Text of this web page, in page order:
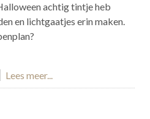
achtig tintje heb
en lichtgaatjes erin maken.
Lees meer...